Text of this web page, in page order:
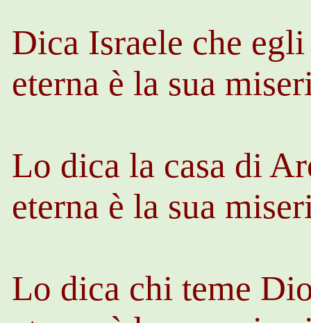
Dica Israele che
eterna è la sua
Lo dica la casa di
eterna è la sua
Lo dica chi teme